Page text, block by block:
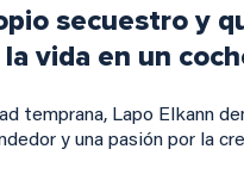
secuestro y
vida en un
temprana, Lapo Elkann
y una pasión por la